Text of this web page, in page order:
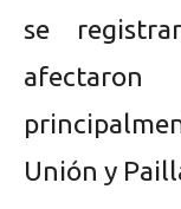
se
Unión y